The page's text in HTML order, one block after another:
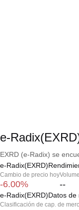
e-
EXRD (e-Radix) se
e-
Cambio de precio hoy
-6.00% --
e-Radix(EXRD)Datos de
Clasificación de cap. de